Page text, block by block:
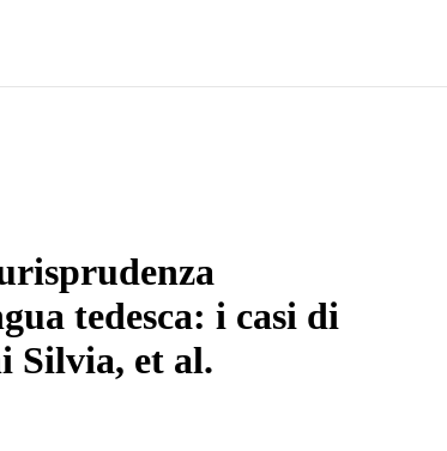
tedesca: i casi di
Silvia, et al.